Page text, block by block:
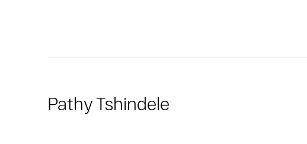
Pathy Tshindele